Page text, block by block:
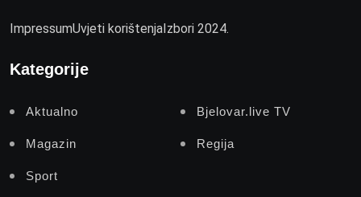
ImpressumUvjeti korištenjaIzbori 2024.
Kategorije
Aktualno Bjelovar.live TV
Magazin Regija
Sport